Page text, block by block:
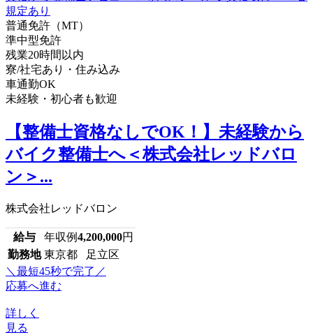
普通免許（MT）
準中型免許
残業20時間以内
寮/社宅あり・住み込み
車通勤OK
未経験・初心者も歓迎
【整備士資格なしでOK！】未経験から
バイク整備士へ＜株式会社レッドバロ
ン＞...
株式会社レッドバロン
給与 年収例4,200,000円
勤務地 東京都 足立区
＼最短45秒で完了／
応募へ進む
詳しく
見る